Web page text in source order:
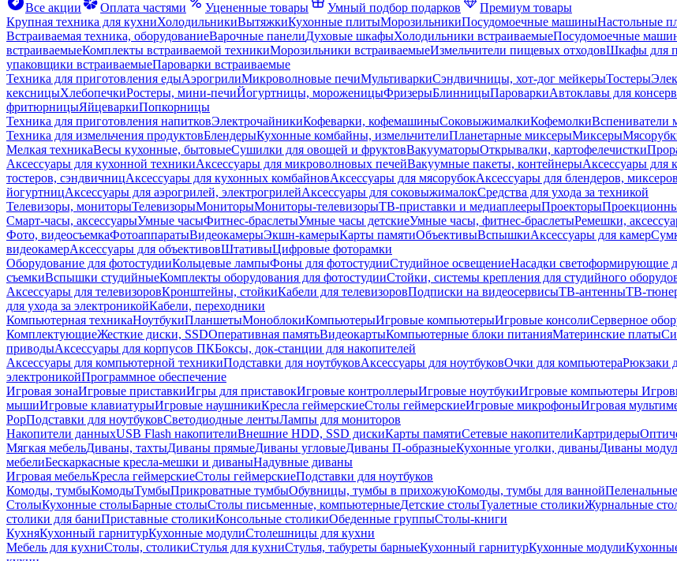
Все акции
Оплата частями Уцененные товары Умный подбор подарков
Премиум товары
Крупная техника для кухниХолодильникиВытяжкиКухонные плитыМорозильникиПосудомоечные машиныНастольные
Встраиваемая техника, оборудованиеВарочные панелиДуховые шкафыХолодильники встраиваемыеПосудомоечные
встраиваемыеКомплекты встраиваемой техникиМорозильники встраиваемыеИзмельчители пищевых отходовШкафы для
упаковщики встраиваемыеПароварки встраиваемые
Техника для приготовления едыАэрогрилиМикроволновые печиМультиваркиСэндвичницы, хот-дог мейкерыТостеры
кексницыХлебопечкиРостеры, мини-печиЙогуртницы, мороженицыФризерыБлинницыПароваркиАвтоклавы для
фритюрницыЯйцеваркиПопкорницы
Техника для приготовления напитковЭлектрочайникиКофеварки, кофемашиныСоковыжималкиКофемолкиВспениватели
Техника для измельчения продуктовБлендерыКухонные комбайны, измельчителиПланетарные миксерыМиксеры
Мелкая техникаВесы кухонные, бытовыеСушилки для овощей и фруктовВакууматорыОткрывалки, картофелечистки
Аксессуары для кухонной техникиАксессуары для микроволновых печейВакуумные пакеты, контейнерыАксессуары для
тостеров, сэндвичницАксессуары для кухонных комбайновАксессуары для мясорубокАксессуары для блендеров, миксеров
йогуртницАксессуары для аэрогрилей, электрогрилейАксессуары для соковыжималокСредства для ухода за техникой
Телевизоры, мониторыТелевизорыМониторыМониторы-телевизорыТВ-приставки и медиаплеерыПроекторы
Смарт-часы, аксессуарыУмные часыФитнес-браслетыУмные часы детскиеУмные часы, фитнес-браслетыРемешки,
Фото, видеосъемкаФотоаппаратыВидеокамерыЭкшн-камерыКарты памятиОбъективыВспышкиАксессуары для камер
видеокамерАксессуары для объективовШтативыЦифровые фоторамки
Оборудование для фотостудииКольцевые лампыФоны для фотостудииСтудийное освещениеНасадки светоформирующие
съемкиВспышки студийныеКомплекты оборудования для фотостудииСтойки, системы крепления для студийного
Аксессуары для телевизоровКронштейны, стойкиКабели для телевизоровПодписки на видеосервисыТВ-антенныТВ-
для ухода за электроникойКабели, переходники
Компьютерная техникаНоутбукиПланшетыМоноблокиКомпьютерыИгровые компьютерыИгровые консолиСерверное
КомплектующиеЖесткие диски, SSDОперативная памятьВидеокартыКомпьютерные блоки питанияМатеринские платы
приводыАксессуары для корпусов ПКБоксы, док-станции для накопителей
Аксессуары для компьютерной техникиПодставки для ноутбуковАксессуары для ноутбуковОчки для компьютераРюкзаки
электроникойПрограммное обеспечение
Игровая зонаИгровые приставкиИгры для приставокИгровые контроллерыИгровые ноутбукиИгровые компьютеры
мышиИгровые клавиатурыИгровые наушникиКресла геймерскиеСтолы геймерскиеИгровые микрофоныИгровая
PopПодставки для ноутбуковСветодиодные лентыЛампы для мониторов
Накопители данныхUSB Flash накопителиВнешние HDD, SSD дискиКарты памятиСетевые накопителиКартридеры
Мягкая мебельДиваны, тахтыДиваны прямыеДиваны угловыеДиваны П-образныеКухонные уголки, диваныДиваны
мебелиБескаркасные кресла-мешки и диваныНадувные диваны
Игровая мебельКресла геймерскиеСтолы геймерскиеПодставки для ноутбуков
Комоды, тумбыКомодыТумбыПрикроватные тумбыОбувницы, тумбы в прихожуюКомоды, тумбы для ванной
СтолыКухонные столыБарные столыСтолы письменные, компьютерныеДетские столыТуалетные столикиЖурнальные
столики для баниПриставные столикиКонсольные столикиОбеденные группыСтолы-книги
КухняКухонный гарнитурКухонные модулиСтолешницы для кухни
Мебель для кухниСтолы, столикиСтулья для кухниСтулья, табуреты барныеКухонный гарнитурКухонные модули